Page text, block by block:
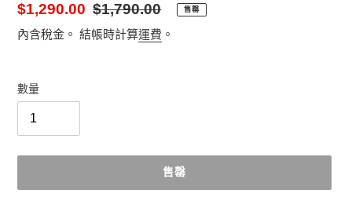
售
價
$1,290.00 定
價
$1,790.00 售罄
內含稅金。 結帳時計算運費 。
數量
售罄